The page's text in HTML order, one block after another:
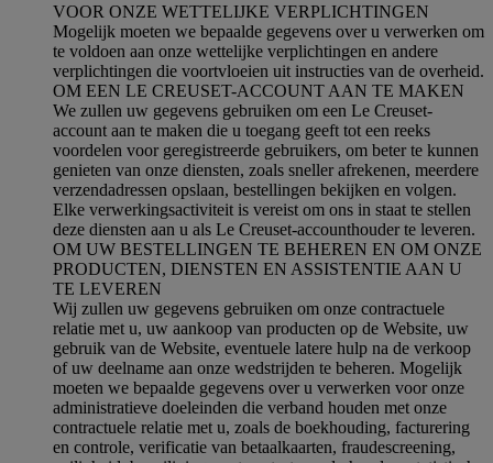
VOOR ONZE WETTELIJKE VERPLICHTINGEN
Mogelijk moeten we bepaalde gegevens over u verwerken om
te voldoen aan onze wettelijke verplichtingen en andere
verplichtingen die voortvloeien uit instructies van de overheid.
OM EEN LE CREUSET-ACCOUNT AAN TE MAKEN
We zullen uw gegevens gebruiken om een Le Creuset-
account aan te maken die u toegang geeft tot een reeks
voordelen voor geregistreerde gebruikers, om beter te kunnen
genieten van onze diensten, zoals sneller afrekenen, meerdere
verzendadressen opslaan, bestellingen bekijken en volgen.
Elke verwerkingsactiviteit is vereist om ons in staat te stellen
deze diensten aan u als Le Creuset-accounthouder te leveren.
OM UW BESTELLINGEN TE BEHEREN EN OM ONZE
PRODUCTEN, DIENSTEN EN ASSISTENTIE AAN U
TE LEVEREN
Wij zullen uw gegevens gebruiken om onze contractuele
relatie met u, uw aankoop van producten op de Website, uw
gebruik van de Website, eventuele latere hulp na de verkoop
of uw deelname aan onze wedstrijden te beheren. Mogelijk
moeten we bepaalde gegevens over u verwerken voor onze
administratieve doeleinden die verband houden met onze
contractuele relatie met u, zoals de boekhouding, facturering
en controle, verificatie van betaalkaarten, fraudescreening,